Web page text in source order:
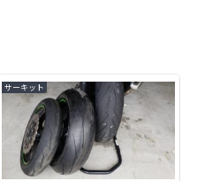
サーキット